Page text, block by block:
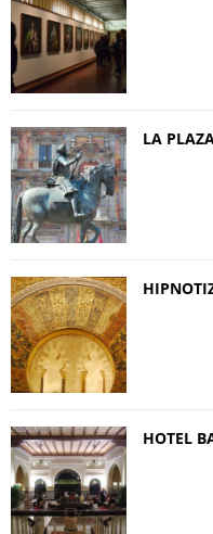
LA
HOTEL